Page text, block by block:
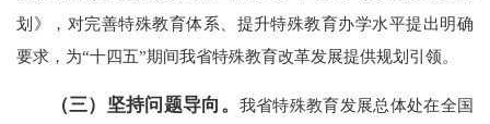
划》，对完善特殊教育体系、提升特殊教育办学水平提出明确
要求，为“十四五”期间我省特殊教育改革发展提供规划引领。
（三）坚持问题导向。 我省特殊教育发展总体处在全国